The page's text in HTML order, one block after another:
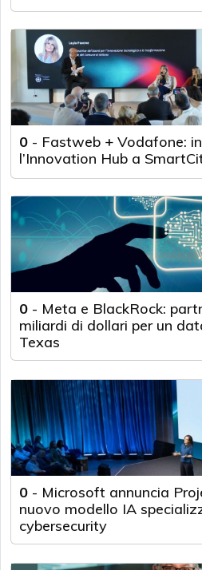
0 - Fastweb + Vodafone:
l’Innovation Hub a
0 - Meta e BlackRock:
miliardi di dollari per un
Texas
0 - Microsoft annuncia
nuovo modello IA
cybersecurity